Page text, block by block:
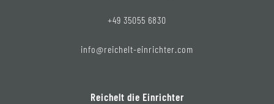
+49 35055 6830
info@reichelt-einrichter.com
Reichelt die Einrichter